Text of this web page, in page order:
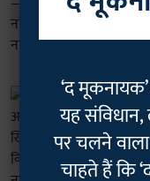
‘द मूकनायक’
यह
पर चलने
चाहते हैं कि